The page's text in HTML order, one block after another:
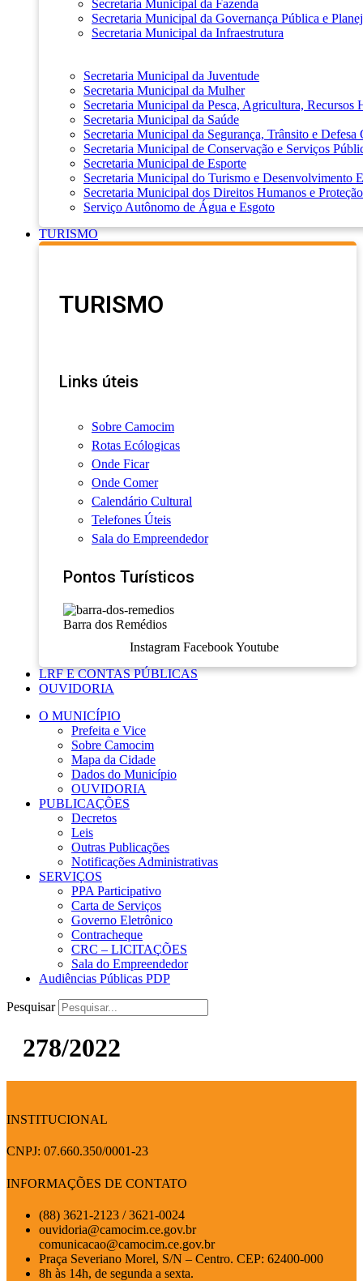
Secretaria Municipal da Fazenda
Secretaria Municipal da Governança Pública e
Secretaria Municipal da Infraestrutura
Secretaria Municipal da Juventude
Secretaria Municipal da Mulher
Secretaria Municipal da Pesca, Agricultura, Recursos
Secretaria Municipal da Saúde
Secretaria Municipal da Segurança, Trânsito e Defesa
Secretaria Municipal de Conservação e Serviços
Secretaria Municipal de Esporte
Secretaria Municipal do Turismo e Desenvolvimento
Secretaria Municipal dos Direitos Humanos e
Serviço Autônomo de Água e Esgoto
TURISMO
TURISMO
Links úteis
Sobre Camocim
Rotas Ecólogicas
Onde Ficar
Onde Comer
Calendário Cultural
Telefones Úteis
Sala do Empreendedor
Pontos Turísticos
Barra dos Remédios
Instagram Facebook Youtube
LRF E CONTAS PÚBLICAS
OUVIDORIA
O MUNICÍPIO
Prefeita e Vice
Sobre Camocim
Mapa da Cidade
Dados do Município
OUVIDORIA
PUBLICAÇÕES
Decretos
Leis
Outras Publicações
Notificações Administrativas
SERVIÇOS
PPA Participativo
Carta de Serviços
Governo Eletrônico
Contracheque
CRC – LICITAÇÕES
Sala do Empreendedor
Audiências Públicas PDP
Pesquisar
278/2022
INSTITUCIONAL
CNPJ: 07.660.350/0001-23
INFORMAÇÕES DE CONTATO
(88) 3621-2123 / 3621-0024
ouvidoria@camocim.ce.gov.br
comunicacao@camocim.ce.gov.br
Praça Severiano Morel, S/N – Centro. CEP: 62400-000
8h às 14h, de segunda a sexta.